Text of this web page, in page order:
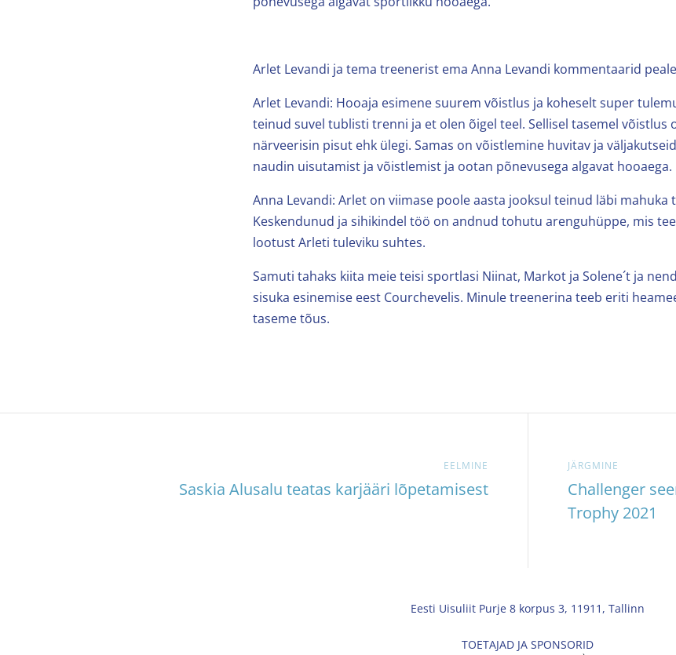
Arlet Levandi ja tema treenerist ema Anna Levandi kommentaarid
Arlet Levandi: Hooaja esimene suurem võistlus ja koheselt super
teinud suvel tublisti trenni ja et olen õigel teel. Sellisel tasemel võistlus
närveerisin pisut ehk ülegi. Samas on võistlemine huvitav ja
naudin uisutamist ja võistlemist ja ootan põnevusega algavat hooaega.
Anna Levandi: Arlet on viimase poole aasta jooksul teinud läbi
Keskendunud ja sihikindel töö on andnud tohutu arenguhüppe, mis
lootust Arleti tuleviku suhtes.
Samuti tahaks kiita meie teisi sportlasi Niinat, Markot ja Solene´t ja
sisuka esinemise eest Courchevelis. Minule treenerina teeb eriti
taseme tõus.
EELMINE
Saskia Alusalu teatas karjääri lõpetamisest
JÄRGMINE
Challenger
Trophy 2021
Eesti Uisuliit Purje 8 korpus 3, 11911, Tallinn
TOETAJAD JA SPONSORID